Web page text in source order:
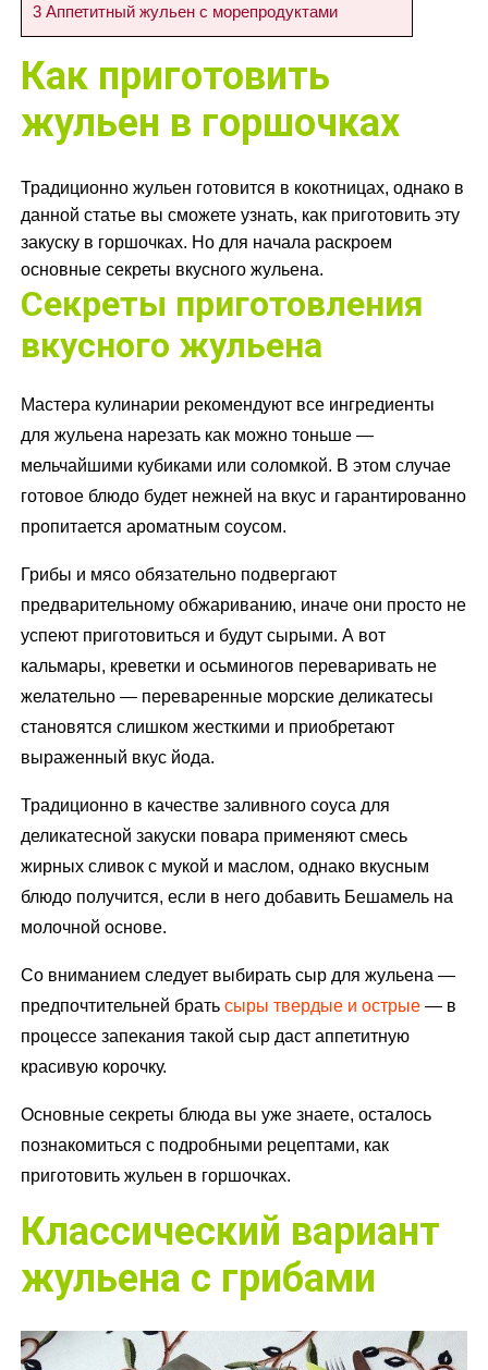
3 Аппетитный жульен с морепродуктами
Как приготовить
жульен в горшочках
Традиционно жульен готовится в кокотницах, однако в
данной статье вы сможете узнать, как приготовить эту
закуску в горшочках. Но для начала раскроем
основные секреты вкусного жульена.
Секреты приготовления
вкусного жульена
Мастера кулинарии рекомендуют все ингредиенты
для жульена нарезать как можно тоньше —
мельчайшими кубиками или соломкой. В этом случае
готовое блюдо будет нежней на вкус и гарантированно
пропитается ароматным соусом.
Грибы и мясо обязательно подвергают
предварительному обжариванию, иначе они просто не
успеют приготовиться и будут сырыми. А вот
кальмары, креветки и осьминогов переваривать не
желательно — переваренные морские деликатесы
становятся слишком жесткими и приобретают
выраженный вкус йода.
Традиционно в качестве заливного соуса для
деликатесной закуски повара применяют смесь
жирных сливок с мукой и маслом, однако вкусным
блюдо получится, если в него добавить Бешамель на
молочной основе.
Со вниманием следует выбирать сыр для жульена —
предпочтительней братьсыры твердые и острые — в
процессе запекания такой сыр даст аппетитную
красивую корочку.
Основные секреты блюда вы уже знаете, осталось
познакомиться с подробными рецептами, как
приготовить жульен в горшочках.
Классический вариант
жульена с грибами